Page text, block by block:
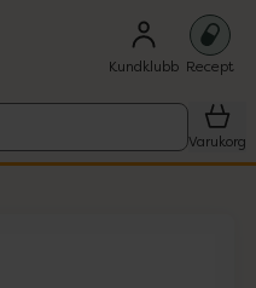
Kundklubb Recept
Varukorg